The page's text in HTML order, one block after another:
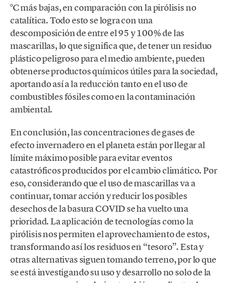
°C más bajas, en comparación con la pirólisis no
catalítica. Todo esto se logra con una
descomposición de entre el 95 y 100% de las
mascarillas, lo que significa que, de tener un residuo
plástico peligroso para el medio ambiente, pueden
obtenerse productos químicos útiles para la sociedad,
aportando así a la reducción tanto en el uso de
combustibles fósiles como en la contaminación
ambiental.
En conclusión, las concentraciones de gases de
efecto invernadero en el planeta están por llegar al
límite máximo posible para evitar eventos
catastróficos producidos por el cambio climático. Por
eso, considerando que el uso de mascarillas va a
continuar, tomar acción y reducir los posibles
desechos de la basura COVID se ha vuelto una
prioridad. La aplicación de tecnologías como la
pirólisis nos permiten el aprovechamiento de estos,
transformando así los residuos en “tesoro”. Esta y
otras alternativas siguen tomando terreno, por lo que
se está investigando su uso y desarrollo no solo de la